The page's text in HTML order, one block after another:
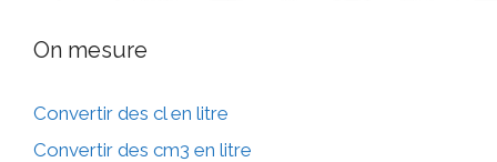
On mesure
Convertir des cl en litre
Convertir des cm3 en litre